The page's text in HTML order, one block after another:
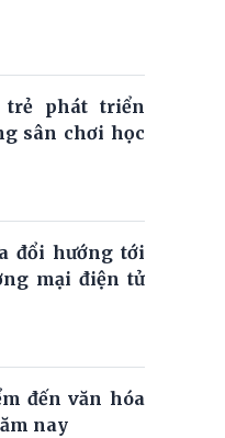
trẻ phát triển
sân chơi học
đổi hướng tới
mại điện tử
đến văn hóa
nay